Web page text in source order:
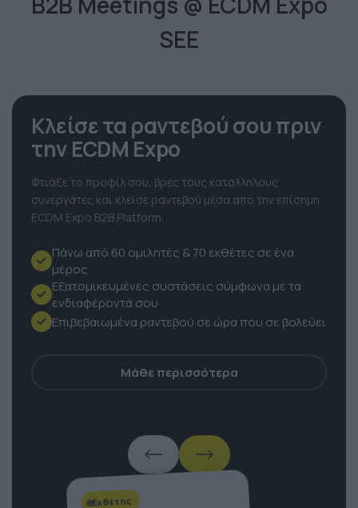
B2B Meetings @ ECDM Expo
SEE
Κλείσε τα ραντεβού σου πριν
την ECDM Expo
Φτιάξε το προφίλ σου, βρες τους κατάλληλους
συνεργάτες και κλείσε ραντεβού μέσα από την επίσημη
Πάνω από 60 ομιλητές & 70 εκθέτες σε ένα
μέρος
Εξατομικευμένες συστάσεις σύμφωνα με τα
ενδιαφέροντά σου